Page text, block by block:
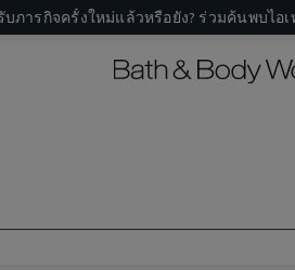
บภารกิจครั้งใหม่แล้วหรือยัง? ร่วมค้นพบไ